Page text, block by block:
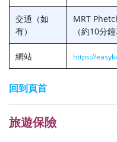
交通（如
有）
MRT
（約10分鐘
網站 https://
回到頁首
旅遊保險